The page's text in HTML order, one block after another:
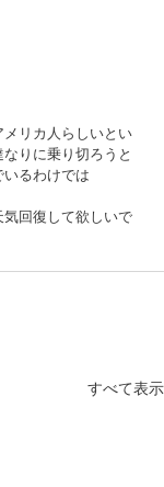
リカ人らしいとい
りに乗り切ろうと
るわけでは
回復して欲しいで
すべて表示